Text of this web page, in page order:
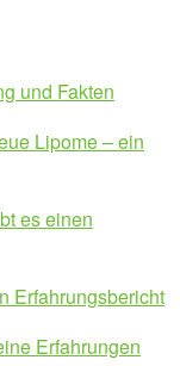
und Fakten
Lipome – ein
es einen
Erfahrungsbericht
Erfahrungen